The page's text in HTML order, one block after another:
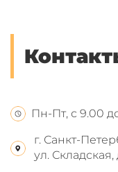
Пн-Пт, с 9.00
г. Санкт-
ул.